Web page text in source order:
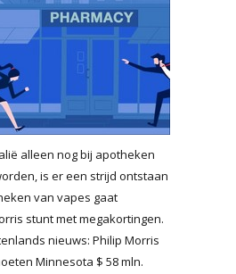
alleen nog bij apotheken
is er een strijd ontstaan
van vapes gaat
stunt met megakortingen.
nieuws: Philip Morris
Minnesota $ 58 mln.